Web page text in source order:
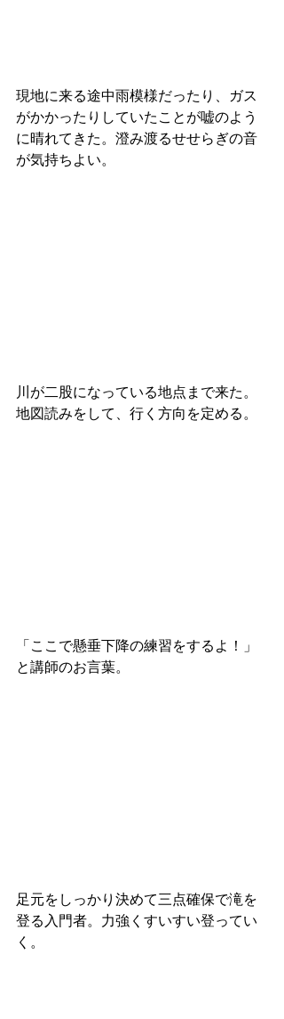
現地に来る途中雨模様だったり、ガス
がかかったりしていたことが嘘のよう
に晴れてきた。澄み渡るせせらぎの音
が気持ちよい。
川が二股になっている地点まで来た。
地図読みをして、行く方向を定める。
「ここで懸垂下降の練習をするよ！」
と講師のお言葉。
足元をしっかり決めて三点確保で滝を
登る入門者。力強くすいすい登ってい
く。